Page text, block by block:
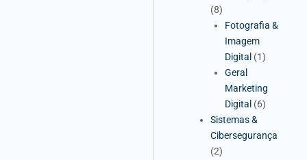
(8)
Fotografia &
Imagem
Digital (1)
Geral
Marketing
Digital (6)
Sistemas &
Cibersegurança
(2)